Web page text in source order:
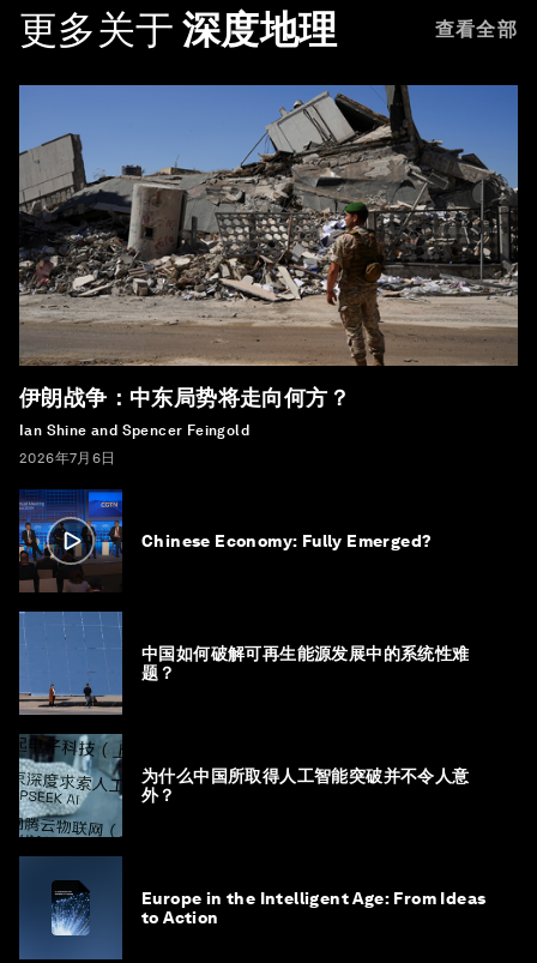
更多关于 深度地理 查看全部
伊朗战争：中东局势将走向何方？
Ian Shine and Spencer Feingold
2026年7月6日
Chinese Economy: Fully Emerged?
中国如何破解可再生能源发展中的系统性难
题？
为什么中国所取得人工智能突破并不令人意
外？
Europe in the Intelligent Age: From Ideas
to Action